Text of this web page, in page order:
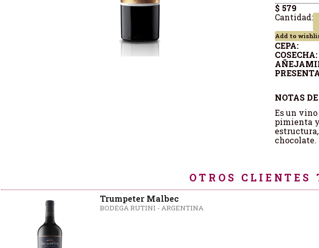
$ 579
Cantidad:
Add to
CEPA:
COSECHA:
NOTAS
Es un
pimienta
OTROS
Trumpeter Malbec
BODEGA RUTINI - ARGENTINA